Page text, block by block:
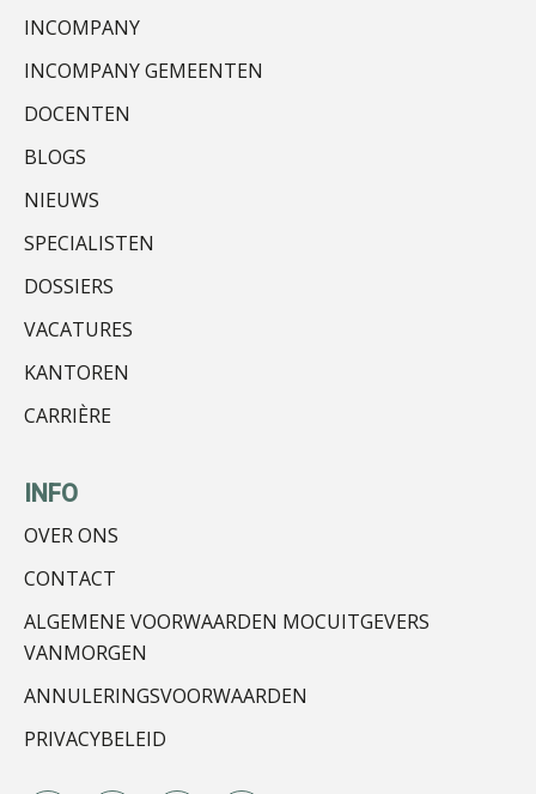
INCOMPANY
INCOMPANY GEMEENTEN
DOCENTEN
BLOGS
NIEUWS
SPECIALISTEN
DOSSIERS
VACATURES
KANTOREN
CARRIÈRE
INFO
OVER ONS
CONTACT
ALGEMENE VOORWAARDEN MOCUITGEVERS
VANMORGEN
ANNULERINGSVOORWAARDEN
PRIVACYBELEID